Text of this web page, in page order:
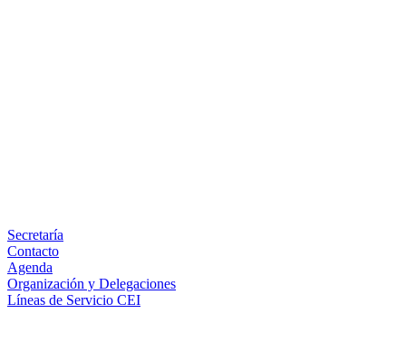
Secretaría
Contacto
Agenda
Organización y Delegaciones
Líneas de Servicio CEI